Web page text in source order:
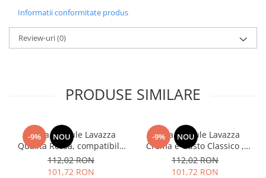
Informatii conformitate produs
Review-uri(0)
PRODUSE SIMILARE
-9% NOU
Cafea capsule Lavazza
Qualita Rossa, compatibile
Nespresso, 80 buc
112,02 RON
101,72 RON
-9% NOU
Cafea capsule Lavazza
Crema e Gusto Classico ,
compatibile Nespresso, 80
buc
112,02 RON
101,72 RON